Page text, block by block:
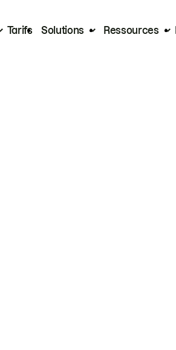
Tarifs Solutions Ressources